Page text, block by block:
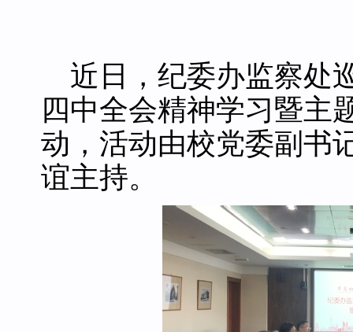
近日，纪委办监察处
四中全会精神学习暨主
动，活动由校党委副书
谊主持。